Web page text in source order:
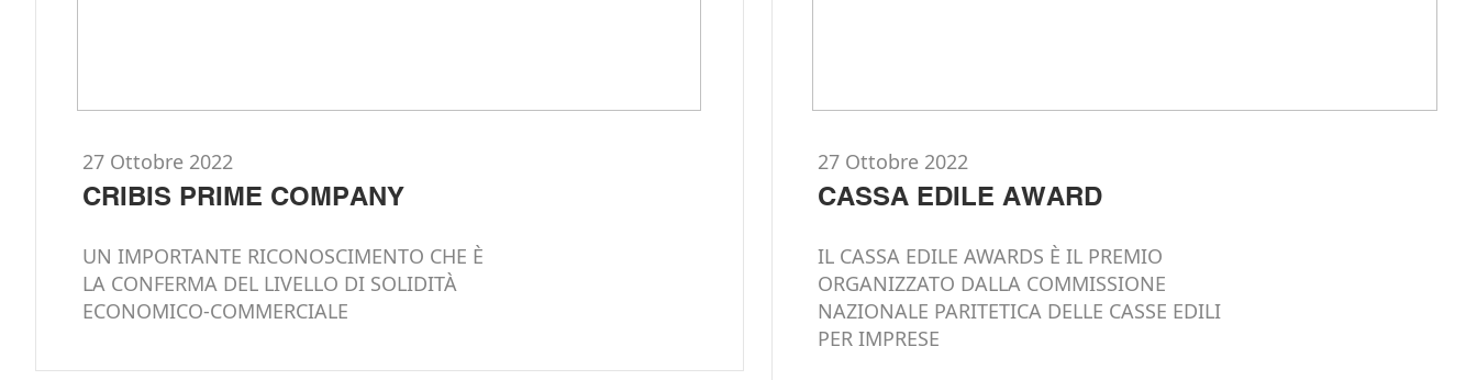
27 Ottobre 2022
CRIBIS PRIME COMPANY
UN IMPORTANTE RICONOSCIMENTO CHE È
LA CONFERMA DEL LIVELLO DI SOLIDITÀ
ECONOMICO-COMMERCIALE
27 Ottobre 2022
CASSA EDILE AWARD
IL CASSA EDILE AWARDS È IL PREMIO
ORGANIZZATO DALLA COMMISSIONE
NAZIONALE PARITETICA DELLE CASSE EDILI
PER IMPRESE